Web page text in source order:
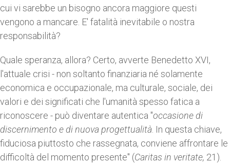
cui vi sarebbe un bisogno ancora maggiore questi
vengono a mancare. E' fatalità inevitabile o nostra
responsabilità?
Quale speranza, allora? Certo, avverte Benedetto XVI,
l'attuale crisi - non soltanto finanziaria né solamente
economica e occupazionale, ma culturale, sociale, dei
valori e dei significati che l'umanità spesso fatica a
riconoscere - può diventare autentica "occasione di
discernimento e di nuova progettualità . In questa chiave,
fiduciosa piuttosto che rassegnata, conviene affrontare le
difficoltà del momento presente" (Caritas in veritate, 21).